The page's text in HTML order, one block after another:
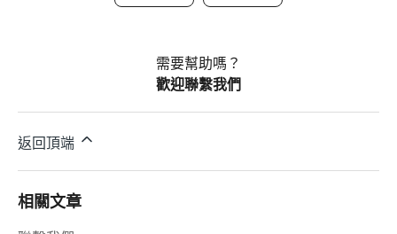
需要幫助嗎？
歡迎聯繫我們
返回頂端
相關文章